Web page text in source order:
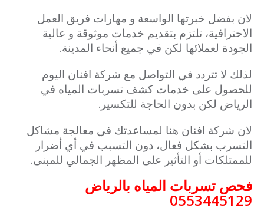
لان بفضل خبرتها الواسعة و مهارات فريق العمل
الاحترافية، تلتزم بتقديم خدمات موثوقة و عالية
الجودة لعملائها لكن في جميع أنحاء المدينة.
لذلك لا تتردد في التواصل مع شركة افنان اليوم
للحصول على خدمات كشف تسربات المياه في
الرياض لكن بدون الحاجة للتكسير.
لان شركة افنان هنا لمساعدتك في معالجة مشاكل
التسرب بشكل فعال، دون التسبب في أي أضرار
للممتلكات أو التأثير على المظهر الجمالي للمبنى.
فحص تسربات المياه بالرياض
0553445129